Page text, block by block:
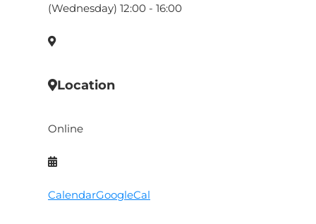
(Wednesday) 12:00 - 16:00
Location
Online
CalendarGoogleCal